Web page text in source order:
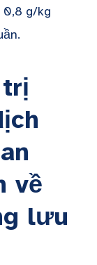
0,8 g/kg
về
lưu